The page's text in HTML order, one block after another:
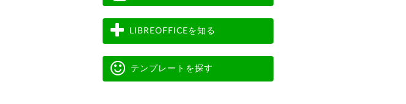
LIBREOFFICEを知る
テンプレートを探す